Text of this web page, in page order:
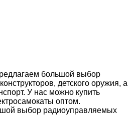
большой выбор
детского оружия, а
У нас можно купить
оптом.
выбор радиоуправляемых